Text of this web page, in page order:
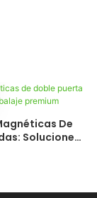
De
Soluciones